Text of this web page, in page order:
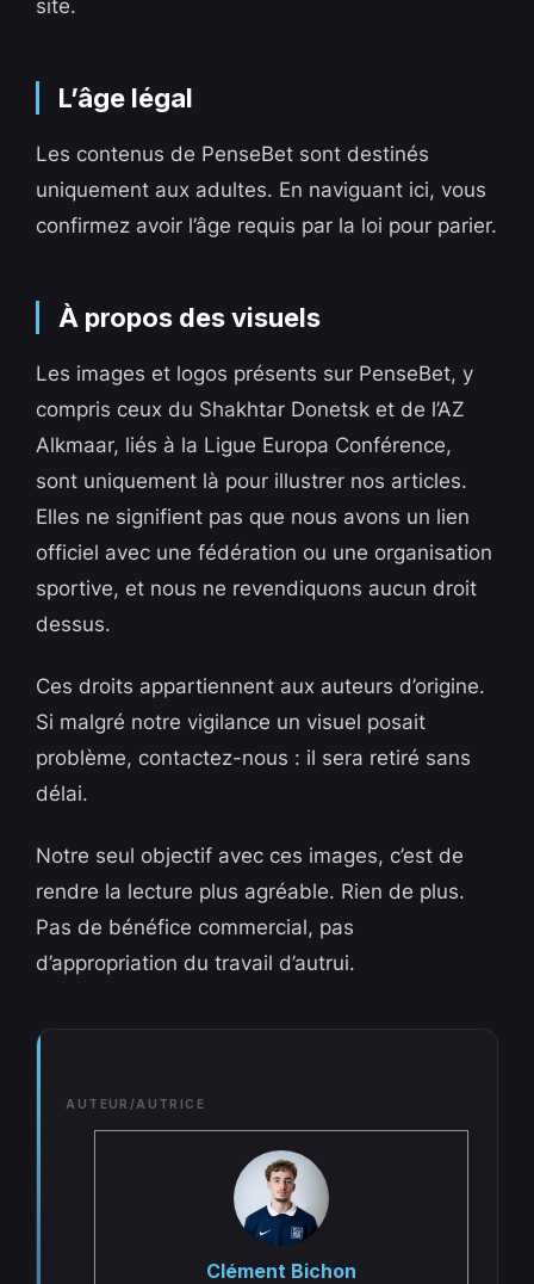
site.
L’âge légal
Les contenus de PenseBet sont destinés
uniquement aux adultes. En naviguant ici, vous
confirmez avoir l’âge requis par la loi pour parier.
À propos des visuels
Les images et logos présents sur PenseBet, y
compris ceux du Shakhtar Donetsk et de l’AZ
Alkmaar, liés à la Ligue Europa Conférence,
sont uniquement là pour illustrer nos articles.
Elles ne signifient pas que nous avons un lien
officiel avec une fédération ou une organisation
sportive, et nous ne revendiquons aucun droit
dessus.
Ces droits appartiennent aux auteurs d’origine.
Si malgré notre vigilance un visuel posait
problème, contactez-nous : il sera retiré sans
délai.
Notre seul objectif avec ces images, c’est de
rendre la lecture plus agréable. Rien de plus.
Pas de bénéfice commercial, pas
d’appropriation du travail d’autrui.
AUTEUR/AUTRICE
Clément Bichon